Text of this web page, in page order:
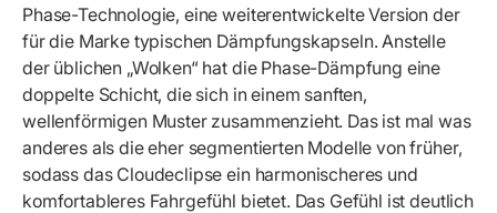
Phase-Technologie, eine weiterentwickelte Version der
für die Marke typischen Dämpfungskapseln. Anstelle
der üblichen „Wolken“ hat die Phase-Dämpfung eine
doppelte Schicht, die sich in einem sanften,
wellenförmigen Muster zusammenzieht. Das ist mal was
anderes als die eher segmentierten Modelle von früher,
sodass das Cloudeclipse ein harmonischeres und
komfortableres Fahrgefühl bietet. Das Gefühl ist deutlich